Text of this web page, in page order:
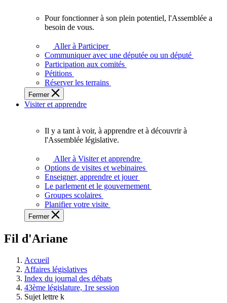
plein
potentiel,
l'Assemblée
a
besoin
de
Pour fonctionner à son plein potentiel, l'Assemblée a
besoin de vous.
Aller à Participer
Communiquer avec une députée ou un député
Participation aux comités
Pétitions
Réserver les terrains
Fermer
Visiter et apprendre
voir,
apprendre
et
à
à
législative.
Il y a tant à voir, à apprendre et à découvrir à
l'Assemblée législative.
Aller à Visiter et apprendre
Options de visites et webinaires
Enseigner, apprendre et jouer
Le parlement et le gouvernement
Groupes scolaires
Planifier votre visite
Fermer
Fil d'Ariane
Accueil
Affaires législatives
Index du journal des débats
43ème législature, 1re session
Sujet lettre k